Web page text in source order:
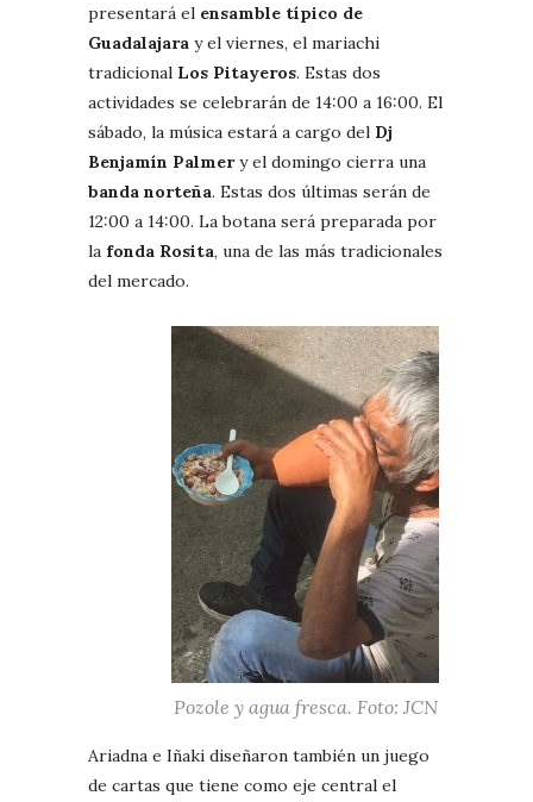
presentará el ensamble típico de
Guadalajara y el viernes, el mariachi
tradicional Los Pitayeros. Estas dos
actividades se celebrarán de 14:00 a 16:00. El
sábado, la música estará a cargo del Dj
Benjamín Palmery el domingo cierra una
banda norteña. Estas dos últimas serán de
12:00 a 14:00. La botana será preparada por
la fonda Rosita, una de las más tradicionales
del mercado.
Pozole y agua fresca. Foto: JCN
Ariadna e Iñaki diseñaron también un juego
de cartas que tiene como eje central el